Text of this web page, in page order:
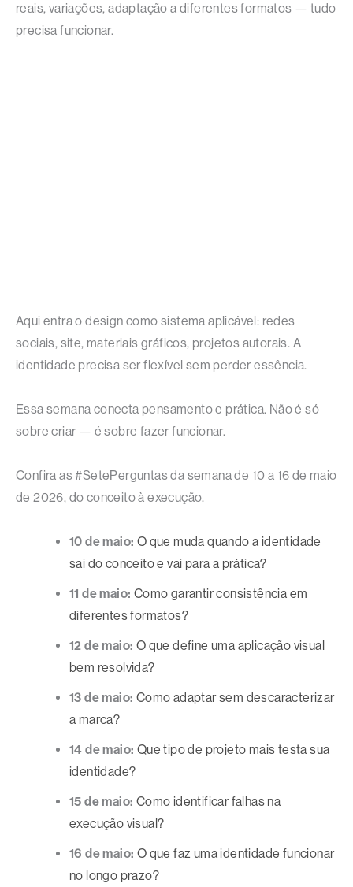
reais, variações, adaptação a diferentes formatos — tudo
precisa funcionar.
Aqui entra o design como sistema aplicável: redes
sociais, site, materiais gráficos, projetos autorais. A
identidade precisa ser flexível sem perder essência.
Essa semana conecta pensamento e prática. Não é só
sobre criar — é sobre fazer funcionar.
Confira as #SetePerguntas da semana de 10 a 16 de maio
de 2026, do conceito à execução.
10 de maio: O que muda quando a identidade
sai do conceito e vai para a prática?
11 de maio: Como garantir consistência em
diferentes formatos?
12 de maio: O que define uma aplicação visual
bem resolvida?
13 de maio: Como adaptar sem descaracterizar
a marca?
14 de maio: Que tipo de projeto mais testa sua
identidade?
15 de maio: Como identificar falhas na
execução visual?
16 de maio: O que faz uma identidade funcionar
no longo prazo?